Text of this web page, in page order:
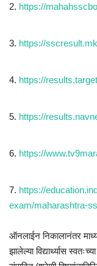
2. https://
3. https://
4. https://
5. https://
6. https://
7. https://
exam/maharashtra-
ऑनलाईन निकालानंतर
झालेल्या विद्यार्थ्यास